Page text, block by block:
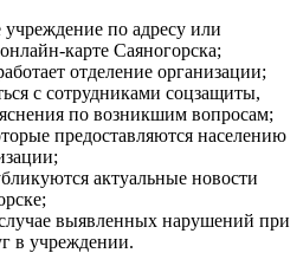
по адресу или
карте Саяногорска;
отделение организации;
с сотрудниками соцзащиты,
по возникшим вопросам;
предоставляются населению
актуальные новости
выявленных нарушений при
в учреждении.